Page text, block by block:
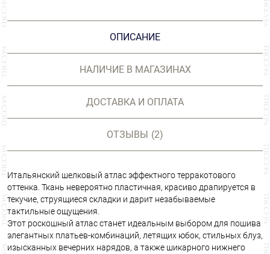
ОПИСАНИЕ
НАЛИЧИЕ В МАГАЗИНАХ
ДОСТАВКА И ОПЛАТА
ОТЗЫВЫ (2)
Итальянский шелковый атлас эффектного терракотового
оттенка. Ткань невероятно пластичная, красиво драпируется в
текучие, струящиеся складки и дарит незабываемые
тактильные ощущения.
Этот роскошный атлас станет идеальным выбором для пошива
элегантных платьев-комбинаций, летящих юбок, стильных блуз,
изысканных вечерних нарядов, а также шикарного нижнего